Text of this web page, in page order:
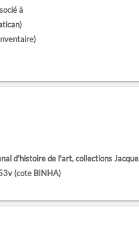
à
de l'art, collections Jacques Doucet (Paris)
(cote BINHA)